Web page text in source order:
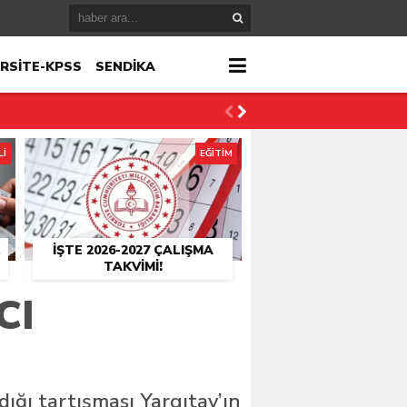
KPSS SENDİKA
İŞTE 2026-2027 ÇALIŞMA
TAKVIMI!
EĞİTİM
tartışması Yargıtay’ın